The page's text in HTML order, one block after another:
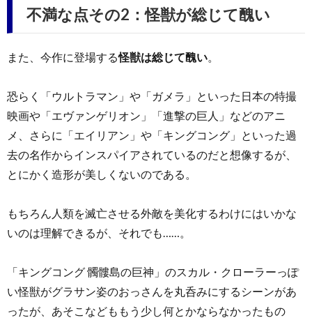
不満な点その2：怪獣が総じて醜い
また、今作に登場する怪獣は総じて醜い
恐らく「ウルトラマン」や「ガメラ」といった日本の特撮
映画や「エヴァンゲリオン」「進撃の巨人」などのアニ
メ、さらに「エイリアン」や「キングコング」といった過
去の名作からインスパイアされているのだと想像するが、
とにかく造形が美しくないのである。
もちろん人類を滅亡させる外敵を美化するわけにはいかな
いのは理解できるが、それでも……。
「キングコング 髑髏島の巨神」のスカル・クローラーっぽ
い怪獣がグラサン姿のおっさんを丸呑みにするシーンがあ
ったが、あそこなどももう少し何とかならなかったもの